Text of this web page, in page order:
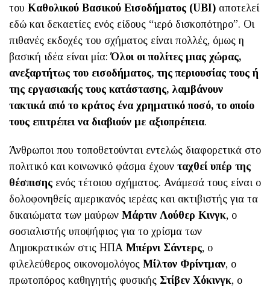
του Καθολικού Βασικού Εισοδήματος (UBI) αποτελεί
εδώ και δεκαετίες ενός είδους “ιερό δισκοπότηρο”. Οι
πιθανές εκδοχές του σχήματος είναι πολλές, όμως η
βασική ιδέα είναι μία:Όλοι οι πολίτες μιας χώρας,
ανεξαρτήτως του εισοδήματος, της περιουσίας τους ή
της εργασιακής τους κατάστασης, λαμβάνουν
τακτικά από το κράτος ένα χρηματικό ποσό, το οποίο
τους επιτρέπει να διαβιούν με αξιοπρέπεια.
Άνθρωποι που τοποθετούνται εντελώς διαφορετικά στο
πολιτικό και κοινωνικό φάσμα έχουν ταχθεί υπέρ της
θέσπισης ενός τέτοιου σχήματος. Ανάμεσά τους είναι ο
δολοφονηθείς αμερικανός ιερέας και ακτιβιστής για τα
δικαιώματα των μαύρων Μάρτιν Λούθερ Κινγκ, ο
σοσιαλιστής υποψήφιος για το χρίσμα των
Δημοκρατικών στις ΗΠΑ Μπέρνι Σάντερς, ο
φιλελεύθερος οικονομολόγος Μίλτον Φρίντμαν, ο
πρωτοπόρος καθηγητής φυσικής Στίβεν Χόκινγκ, ο